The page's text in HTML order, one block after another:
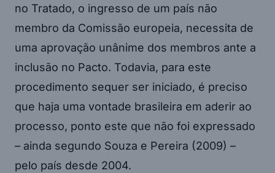
no Tratado, o ingresso de um país não
membro da Comissão europeia, necessita de
uma aprovação unânime dos membros ante a
inclusão no Pacto. Todavia, para este
procedimento sequer ser iniciado, é preciso
que haja uma vontade brasileira em aderir ao
processo, ponto este que não foi expressado
– ainda segundo Souza e Pereira (2009) –
pelo país desde 2004.